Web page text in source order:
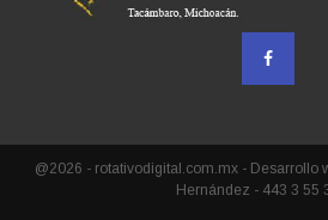
@2026 - rotativodigital.com.mx - Desarrollo
Hernández - 443 3 55